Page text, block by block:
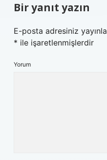
Bir yanıt yazın
E-posta adresiniz
* ile işaretlenmişlerdir
Yorum